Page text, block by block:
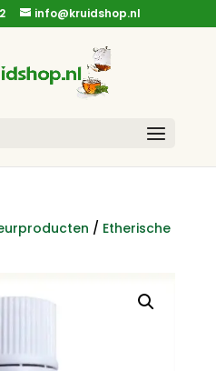
info@kruidshop.nl
/ Etherische